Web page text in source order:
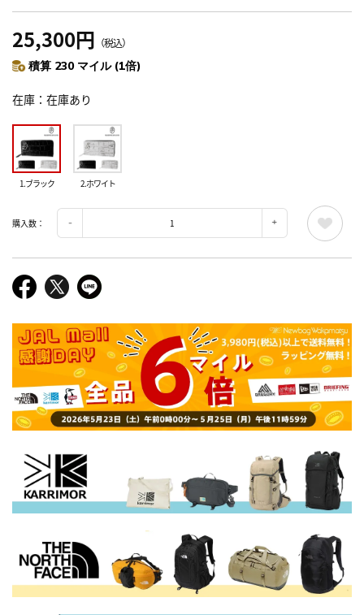
25,300円 （税込）
積算 230 マイル (1倍)
在庫 在庫あり
1.ブラック 2.ホワイト
購入数：